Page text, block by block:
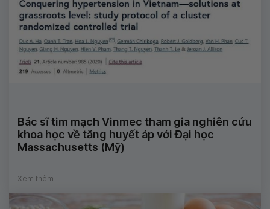
Bác sĩ tim mạch Vinmec tham gia nghiên cứu
khoa học về tăng huyết áp với Đại học
Massachusetts (Mỹ)
Xem thêm